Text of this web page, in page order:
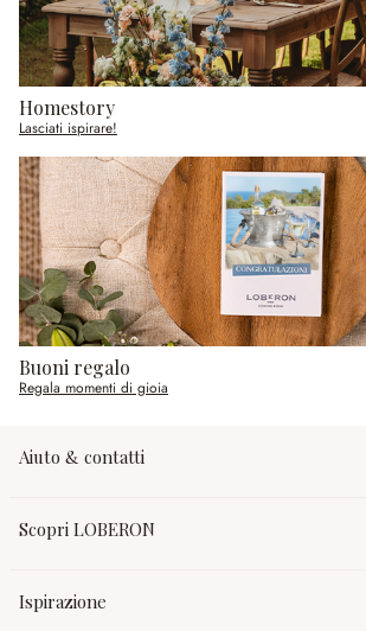
Homestory
Lasciati ispirare!
Buoni regalo
Regala momenti di gioia
Aiuto & contatti
Scopri LOBERON
Ispirazione